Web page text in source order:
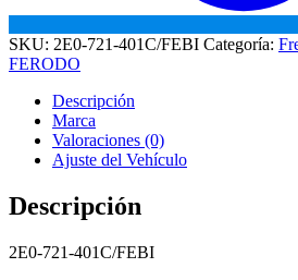
SKU: 2E0-721-401C/FEBI Categoría:
FERODO
Descripción
Marca
Valoraciones (0)
Ajuste del Vehículo
Descripción
2E0-721-401C/FEBI